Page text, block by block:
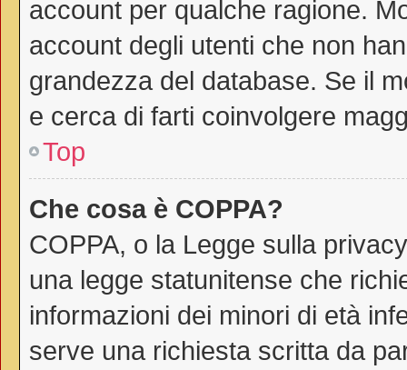
account per qualche ragione.
account degli utenti che non
grandezza del database. Se il
e cerca di farti coinvolgere
Top
Che cosa è COPPA?
COPPA, o la Legge sulla
una legge statunitense che
informazioni dei minori di età
serve una richiesta scritta da